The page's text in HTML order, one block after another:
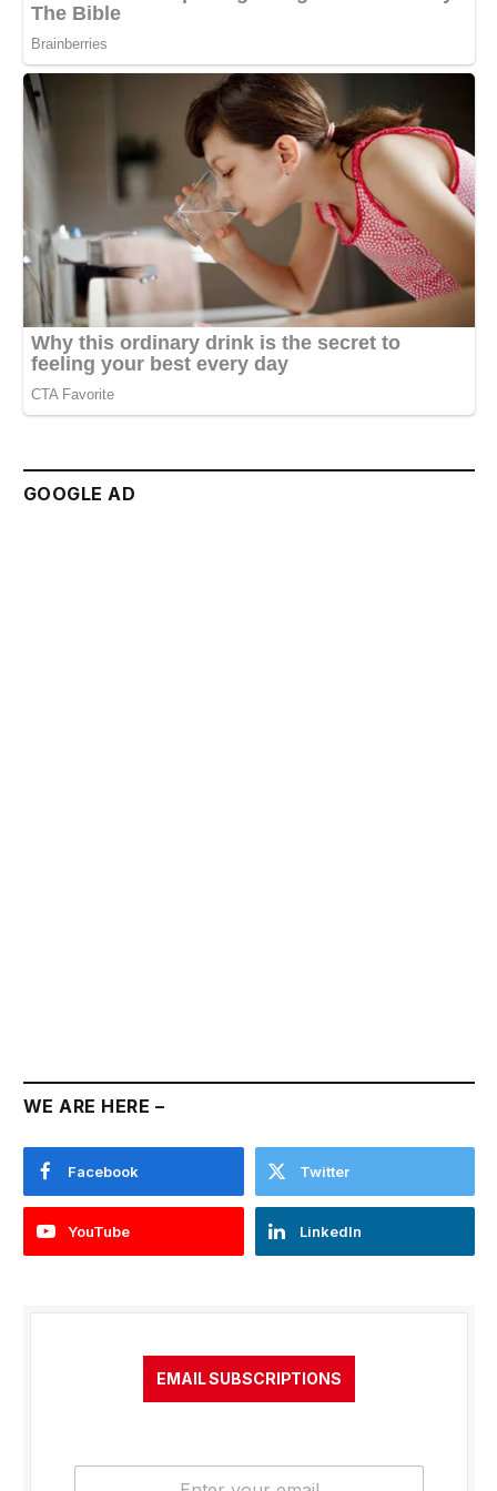
GOOGLE AD
WE ARE HERE –
Facebook Twitter
YouTube LinkedIn
EMAIL SUBSCRIPTIONS
E